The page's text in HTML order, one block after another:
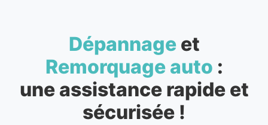
Dépannageet
Remorquage auto :
une assistance rapide et
sécurisée !